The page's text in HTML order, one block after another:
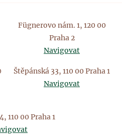
Fügnerovo nám. 1, 120 00
Praha 2
Navigovat
Štěpánská 33, 110 00 Praha 1
Navigovat
110 00 Praha 1